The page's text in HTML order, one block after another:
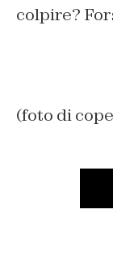
colpire?
(foto di